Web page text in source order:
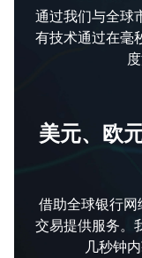
通过我们与全球
有技术通过在毫
美元、欧
借助全球银行
交易提供服务。
几秒钟